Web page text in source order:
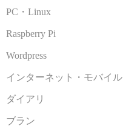
PC・Linux
Raspberry Pi
Wordpress
インターネット・モバイル
ダイアリ
ブラン